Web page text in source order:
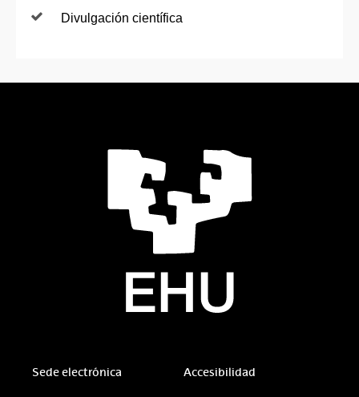
Divulgación científica
Sede electrónica Accesibilidad